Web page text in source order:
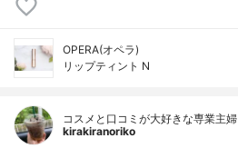
OPERA(オペラ)
リップティント N
コスメと口コミが大好きな専業主婦
kirakiranoriko